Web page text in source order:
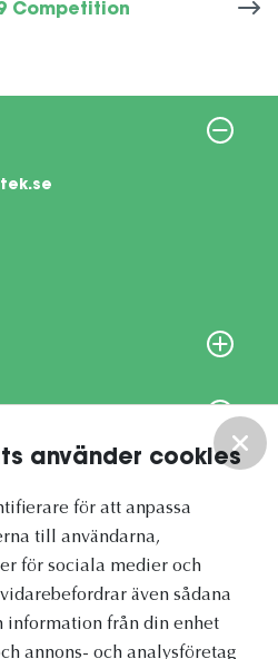
använder cookies
för att anpassa
till användarna,
för sociala medier och
även sådana
information från din enhet
annons- och analysföretag
Competition
är en del av